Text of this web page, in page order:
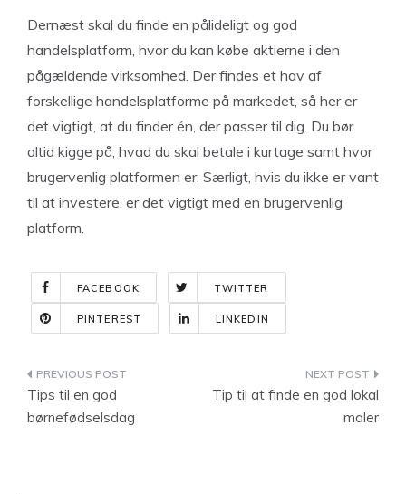
Dernæst skal du finde en pålideligt og god
handelsplatform, hvor du kan købe aktierne i den
pågældende virksomhed. Der findes et hav af
forskellige handelsplatforme på markedet, så her er
det vigtigt, at du finder én, der passer til dig. Du bør
altid kigge på, hvad du skal betale i kurtage samt hvor
brugervenlig platformen er. Særligt, hvis du ikke er vant
til at investere, er det vigtigt med en brugervenlig
platform.
FACEBOOK TWITTER
PINTEREST LINKEDIN
Indlægsnavigation
Tips til en god
børnefødselsdag
Tip til at finde en god lokal
maler